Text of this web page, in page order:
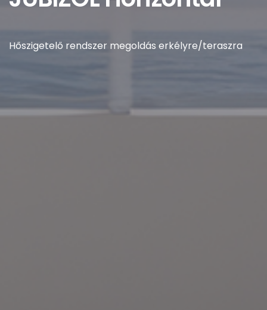
Hőszigetelő rendszer megoldás erkélyre/teraszra